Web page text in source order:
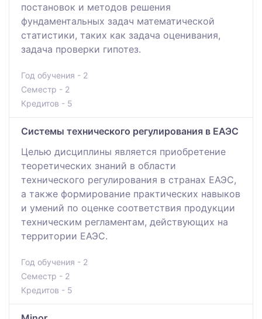
постановок и методов решения
фундаментальных задач математической
статистики, таких как задача оценивания,
задача проверки гипотез.
Год обучения - 2
Семестр - 2
Кредитов - 5
Системы технического регулирования в ЕАЭС
Целью дисциплины является приобретение
теоретических знаний в области
технического регулирования в странах ЕАЭС,
а также формирование практических навыков
и умений по оценке соответствия продукции
техническим регламентам, действующих на
территории ЕАЭС.
Год обучения - 2
Семестр - 2
Кредитов - 5